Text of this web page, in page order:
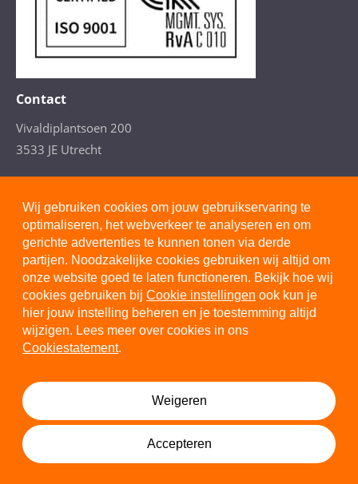
Deel deze pagina
Contact
Vivaldiplantsoen 200
3533 JE Utrecht
(Arbeidsdeskundig advies)
© 2026 Margolin
Privacystatement
Cookiestatement
Disclaimer
Cookie instellingen
Wij gebruiken cookies om jouw gebruikservaring te
optimaliseren, het webverkeer te analyseren en om
gerichte advertenties te kunnen tonen via derde
partijen. Noodzakelijke cookies gebruiken wij altijd om
onze website goed te laten functioneren. Bekijk hoe wij
cookies gebruiken bij Cookie instellingen ook kun je
hier jouw instelling beheren en je toestemming altijd
wijzigen. Lees meer over cookies in ons
Cookiestatement.
Weigeren
Accepteren